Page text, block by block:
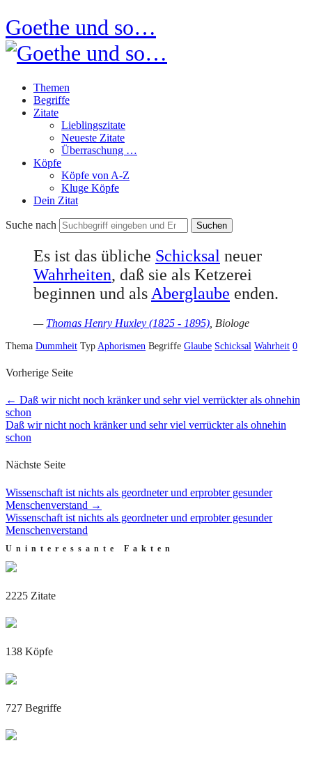
Goethe und so…
Themen
Begriffe
Zitate
Lieblingszitate
Neueste Zitate
Überraschung …
Köpfe
Köpfe von A-Z
Kluge Köpfe
Dein Zitat
Suche nach
Es ist das übliche Schicksal neuer
Wahrheiten, daß sie als Ketzerei
beginnen und als Aberglaube enden.
— Thomas Henry Huxley (1825 - 1895) , Biologe
Thema Dummheit Typ Aphorismen Begriffe Glaube Schicksal Wahrheit 0
Vorherige Seite
← Daß wir nicht noch kränker und sehr viel verrückter als ohnehin
schon
Daß wir nicht noch kränker und sehr viel verrückter als ohnehin
schon
Nächste Seite
Wissenschaft ist nichts als geordneter und erprobter gesunder
Menschenverstand →
Wissenschaft ist nichts als geordneter und erprobter gesunder
Menschenverstand
Uninteressante Fakten
2225 Zitate
138 Köpfe
727 Begriffe